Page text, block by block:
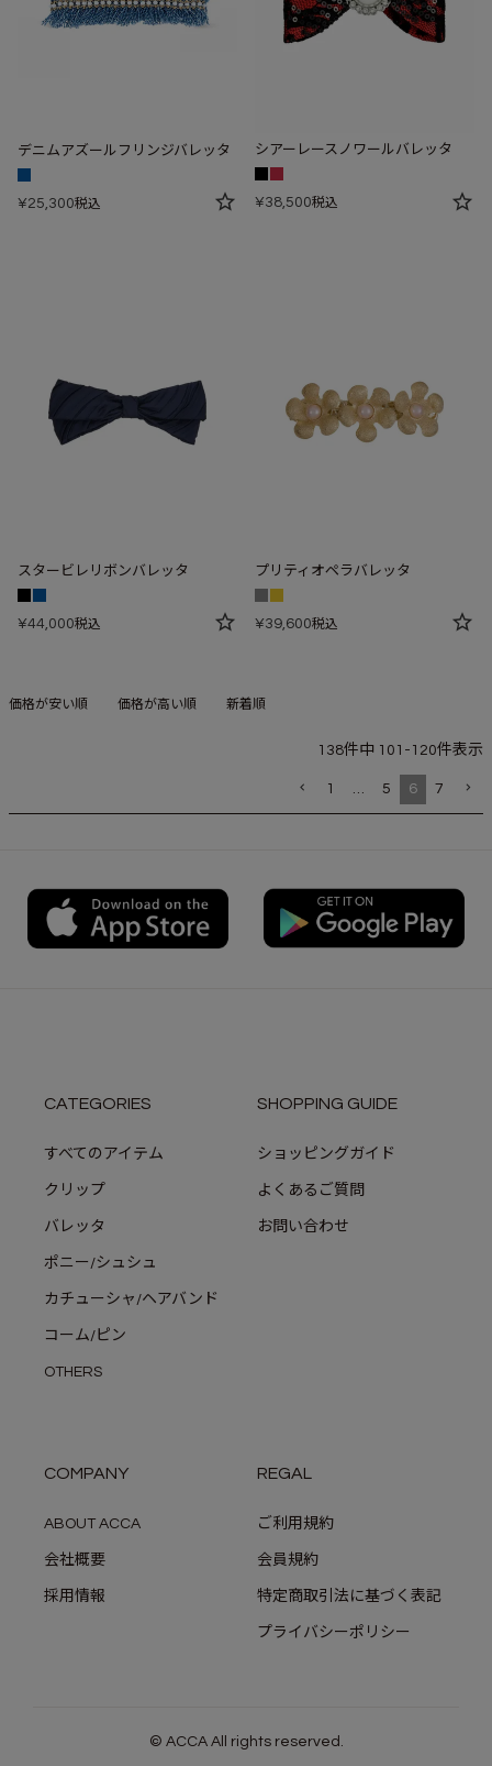
デニムアズールフリンジバレッタ
¥25,300税込
シアーレースノワールバレッタ
¥38,500税込
スタービレリボンバレッタ
¥44,000税込
プリティオペラバレッタ
¥39,600税込
価格が安い順 価格が高い順 新着順
138件中 101 - 120件表示
1 5 6 7
CATEGORIES
すべてのアイテム
クリップ
バレッタ
ポニー/シュシュ
カチューシャ/ヘアバンド
コーム/ピン
OTHERS
SHOPPING GUIDE
ショッピングガイド
よくあるご質問
お問い合わせ
COMPANY
ABOUT ACCA
会社概要
採用情報
REGAL
ご利用規約
会員規約
特定商取引法に基づく表記
プライバシーポリシー
© ACCA All rights reserved.